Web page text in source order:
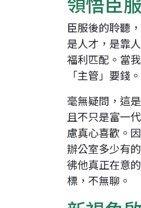
臣服後的聆聽
是人才，是靠
福利匹配。當
「主管」要錢。
毫無疑問，這
且不只是富一
慮真心喜歡。
辦公室多少有
彿他真正在意
標，不無聊。